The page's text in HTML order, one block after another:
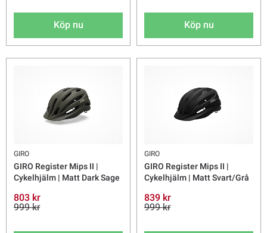
Köp nu Köp nu
GIRO
GIRO Register Mips II |
Cykelhjälm | Matt Dark Sage
803 kr
999 kr
GIRO
GIRO Register Mips II |
Cykelhjälm | Matt Svart/Grå
839 kr
999 kr